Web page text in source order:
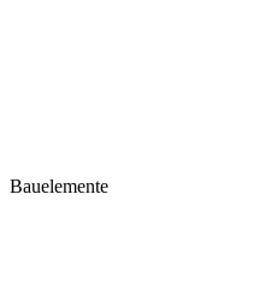
Bauelemente